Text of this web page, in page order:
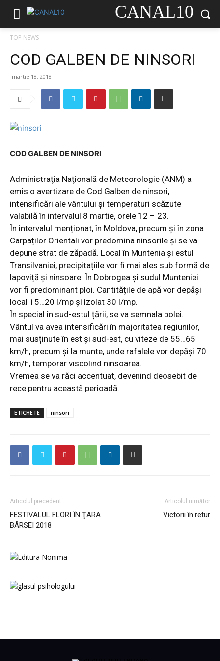
CANAL10
TOP NEWS
COD GALBEN DE NINSORI
martie 18, 2018
COD GALBEN DE NINSORI
Administraţia Naţională de Meteorologie (ANM) a
emis o avertizare de Cod Galben de ninsori,
intensificări ale vântului şi temperaturi scăzute
valabilă în intervalul 8 martie, orele 12 – 23.
În intervalul menționat, în Moldova, precum și în zona
Carpaților Orientali vor predomina ninsorile și se va
depune strat de zăpadă. Local în Muntenia și estul
Transilvaniei, precipitațiile vor fi mai ales sub formă de
lapoviță și ninsoare. În Dobrogea și sudul Munteniei
vor fi predominant ploi. Cantitățile de apă vor depăși
local 15…20 l/mp și izolat 30 l/mp.
În special în sud-estul țării, se va semnala polei.
Vântul va avea intensificări în majoritatea regiunilor,
mai susținute în est și sud-est, cu viteze de 55…65
km/h, precum și la munte, unde rafalele vor depăși 70
km/h, temporar viscolind ninsoarea.
Vremea se va răci accentuat, devenind deosebit de
rece pentru această perioadă.
ETICHETE ninsori
Articolul precedent
FESTIVALUL FLORI ÎN ŢARA
BÂRSEI 2018
Articolul următor
Victorii în retur